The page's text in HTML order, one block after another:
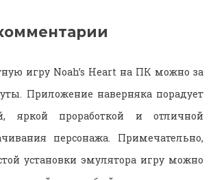
игру Noah’s Heart на ПК можно за
Приложение наверняка порадует
яркой проработкой и отличной
персонажа. Примечательно,
установки эмулятора игру можно